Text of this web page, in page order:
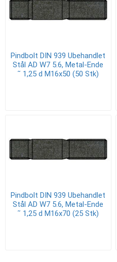
Pindbolt DIN 939 Ubehandlet
Stål AD W7 5.6, Metal-Ende
˜ 1,25 d M16x50 (50 Stk)
Pindbolt DIN 939 Ubehandlet
Stål AD W7 5.6, Metal-Ende
˜ 1,25 d M16x70 (25 Stk)